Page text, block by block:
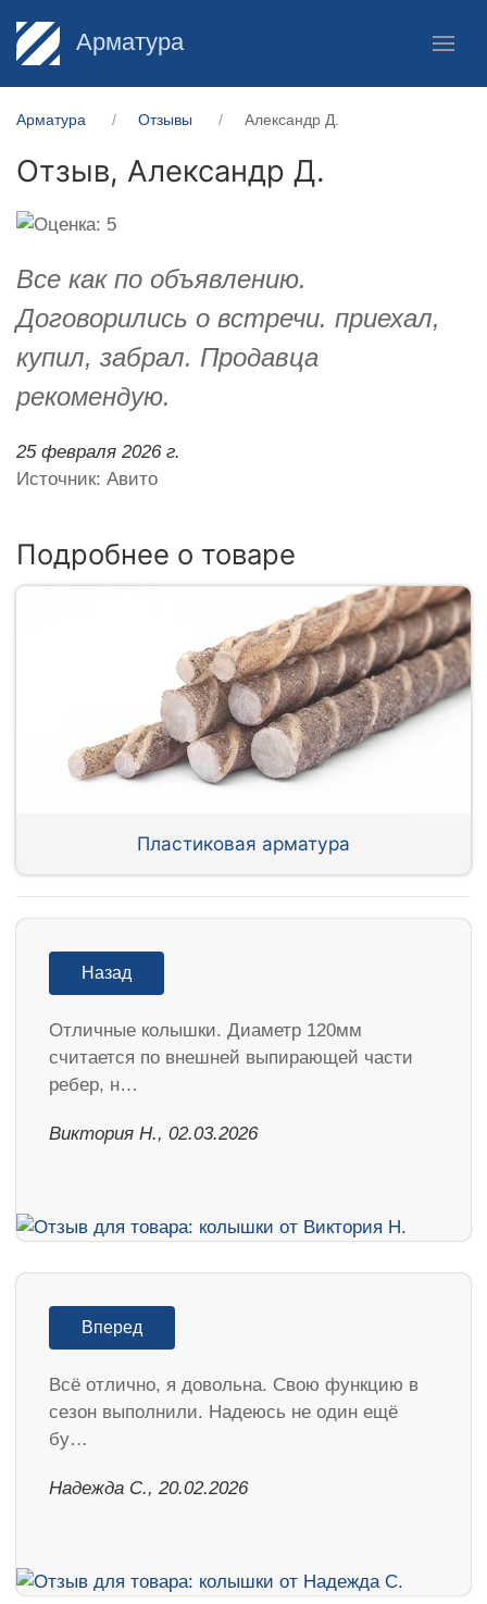
Арматура
Арматура Отзывы Александр Д.
Отзыв, Александр Д.
Все как по объявлению.
Договорились о встречи. приехал,
купил, забрал. Продавца
рекомендую.
25 февраля 2026 г.
Источник: Авито
Подробнее о товаре
Пластиковая арматура
Назад
Отличные колышки. Диаметр 120мм
считается по внешней выпирающей части
ребер, н…
Виктория Н., 02.03.2026
Вперед
Всё отлично, я довольна. Свою функцию в
сезон выполнили. Надеюсь не один ещё
бу…
Надежда С., 20.02.2026